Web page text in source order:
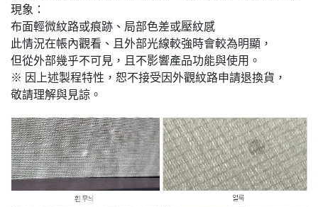
現象：
布面輕微紋路或痕跡、局部色差或壓紋感
此情況在帳內觀看、且外部光線較強時會較為明顯，
但從外部幾乎不可見，且不影響產品功能與使用。
※ 因上述製程特性，恕不接受因外觀紋路申請退換貨，
敬請理解與見諒。